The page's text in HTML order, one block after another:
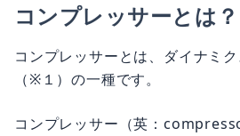
コンプレッサーとは？
コンプレッサーとは、ダイナミ
（※１）の一種です。
コンプレッサー（英：